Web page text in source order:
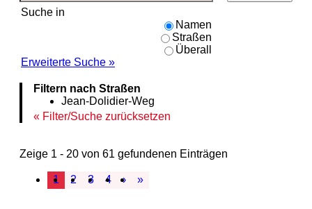
Suche in
Namen
Straßen
Überall
Erweiterte Suche »
Filtern nach Straßen
Jean-Dolidier-Weg
Filter/Suche zurücksetzen
Zeige 1 - 20 von 61 gefundenen Einträgen
1 2 3 4 › »